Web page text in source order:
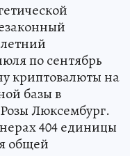
по сентябрь
криптовалюты на
базы в
Люксембург.
404 единицы
общей